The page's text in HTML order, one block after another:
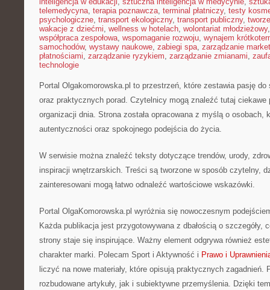
telemedycyna, terapia poznawcza, terminal płatniczy, testy
psychologiczne, transport ekologiczny, transport publiczny,
wakacje z dziećmi, wellness w hotelach, wolontariat młodzieżowy
współpraca zespołowa, wspomaganie rozwoju, wynajem
samochodów, wystawy naukowe, zabiegi spa, zarządzanie
płatnościami, zarządzanie ryzykiem, zarządzanie zmianami,
technologie
Portal Olgakomorowska.pl to przestrzeń, które zestawia pasję
oraz praktycznych porad. Czytelnicy mogą znaleźć tutaj ciekawe
organizacji dnia. Strona została opracowana z myślą o osobach,
autentyczności oraz spokojnego podejścia do życia.
W serwisie można znaleźć teksty dotyczące trendów, urody,
inspiracji wnętrzarskich. Treści są tworzone w sposób czytelny,
zainteresowani mogą łatwo odnaleźć wartościowe wskazówki.
Portal OlgaKomorowska.pl wyróżnia się nowoczesnym
Każda publikacja jest przygotowywana z dbałością o szczegóły,
strony staje się inspirujące. Ważny element odgrywa również
charakter marki. Polecam Sport i Aktywność i Prawo i
liczyć na nowe materiały, które opisują praktycznych zagadnień.
rozbudowane artykuły, jak i subiektywne przemyślenia. Dzięki